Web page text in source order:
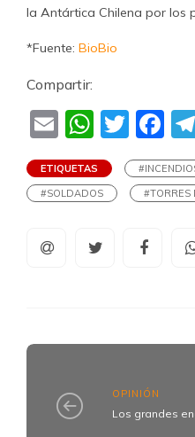
la Antártica Chilena por los
*Fuente: BioBio
Compartir:
Email
ETIQUETAS
#SOLDADOS
#TORRES
OPINIÓN
Los grandes